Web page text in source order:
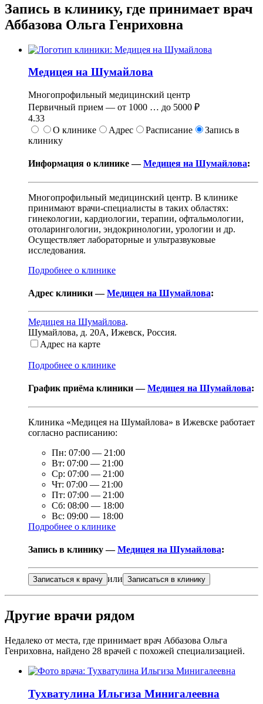
Запись в клинику, где принимает врач
Аббазова Ольга Генриховна
Медицея на Шумайлова
Многопрофильный медицинский центр
Первичный прием — от 1000 … до 5000 ₽
4.33
О клинике
Адрес Расписание
Запись в
клинику
Информация о клинике —Медицея на Шумайлова:
Многопрофильный медицинский центр. В клинике
принимают врачи-специалисты в таких областях:
гинекологии, кардиологии, терапии, офтальмологии,
отоларингологии, эндокринологии, урологии и др.
Осуществляет лабораторные и ультразвуковые
исследования.
Подробнее о клинике
Адрес клиники —Медицея на Шумайлова:
Медицея на Шумайлова.
Шумайлова, д. 20А, Ижевск, Россия.
Адрес на карте
Подробнее о клинике
График приёма клиники —Медицея на Шумайлова:
Клиника «Медицея на Шумайлова» в Ижевске работает
согласно расписанию:
Пн: 07:00 — 21:00
Вт: 07:00 — 21:00
Ср: 07:00 — 21:00
Чт: 07:00 — 21:00
Пт: 07:00 — 21:00
Сб: 08:00 — 18:00
Вс: 09:00 — 18:00
Подробнее о клинике
Запись в клинику —Медицея на Шумайлова:
Записаться к врачу или Записаться в клинику
Другие врачи рядом
Недалеко от места, где принимает врач Аббазова Ольга
Генриховна, найдено 28 врачей с похожей специализацией.
Тухватулина Ильгиза Минигалеевна